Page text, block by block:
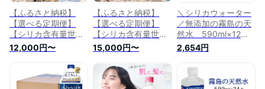
まとめ買い 定期便
【ふるさと納税】
【選べる定期便】
【シリカ含有量世界
トップクラス】シリ
カ水 水 天然水
500ml×24本 選べる
内容量 ミネラルウォ
ーター のむシリカ
12,000円〜
【ふるさと納税】
【選べる定期便】
【シリカ含有量世界
トップクラス】のむ
シリカ 2L×9本セッ
ト 選べる内容量 ミ
ネラルウォーター の
むシリカ 飲むシリカ
15,000円〜
＼シリカウォーター
／無添加の霧島の天
然水 590ml×12
本 ナチュラルミネ
ラルウォーター/霧島
天然水/あす楽/中硬
水/シリカ含有/ミネ
ラル豊富な天然水/シ
2,654円